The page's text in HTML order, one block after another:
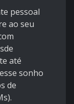
pessoal
ao seu
até
sonho
de